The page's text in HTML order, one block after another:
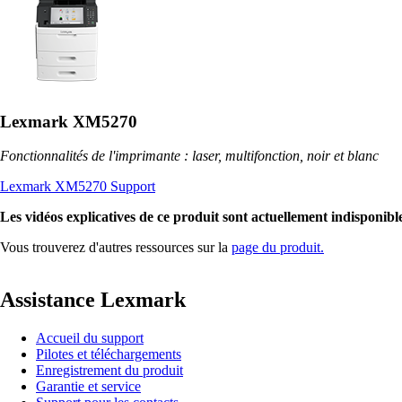
Lexmark XM5270
Fonctionnalités de l'imprimante : laser, multifonction, noir et blanc
Lexmark XM5270 Support
Les vidéos explicatives de ce produit sont actuellement
Vous trouverez d'autres ressources sur la page du produit.
Assistance Lexmark
Accueil du support
Pilotes et téléchargements
Enregistrement du produit
Garantie et service